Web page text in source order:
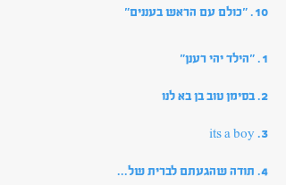
10. "כולם עם הראש בעננים"
1. "הילד יהי רענן"
2. בסימן טוב בן בא לנו
3. its a boy
4. תודה שהגעתם לברית של...